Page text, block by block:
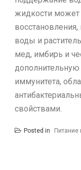
жидкости может
воды и
мед, имбирь и
иммунитета,
свойствами.
Posted in